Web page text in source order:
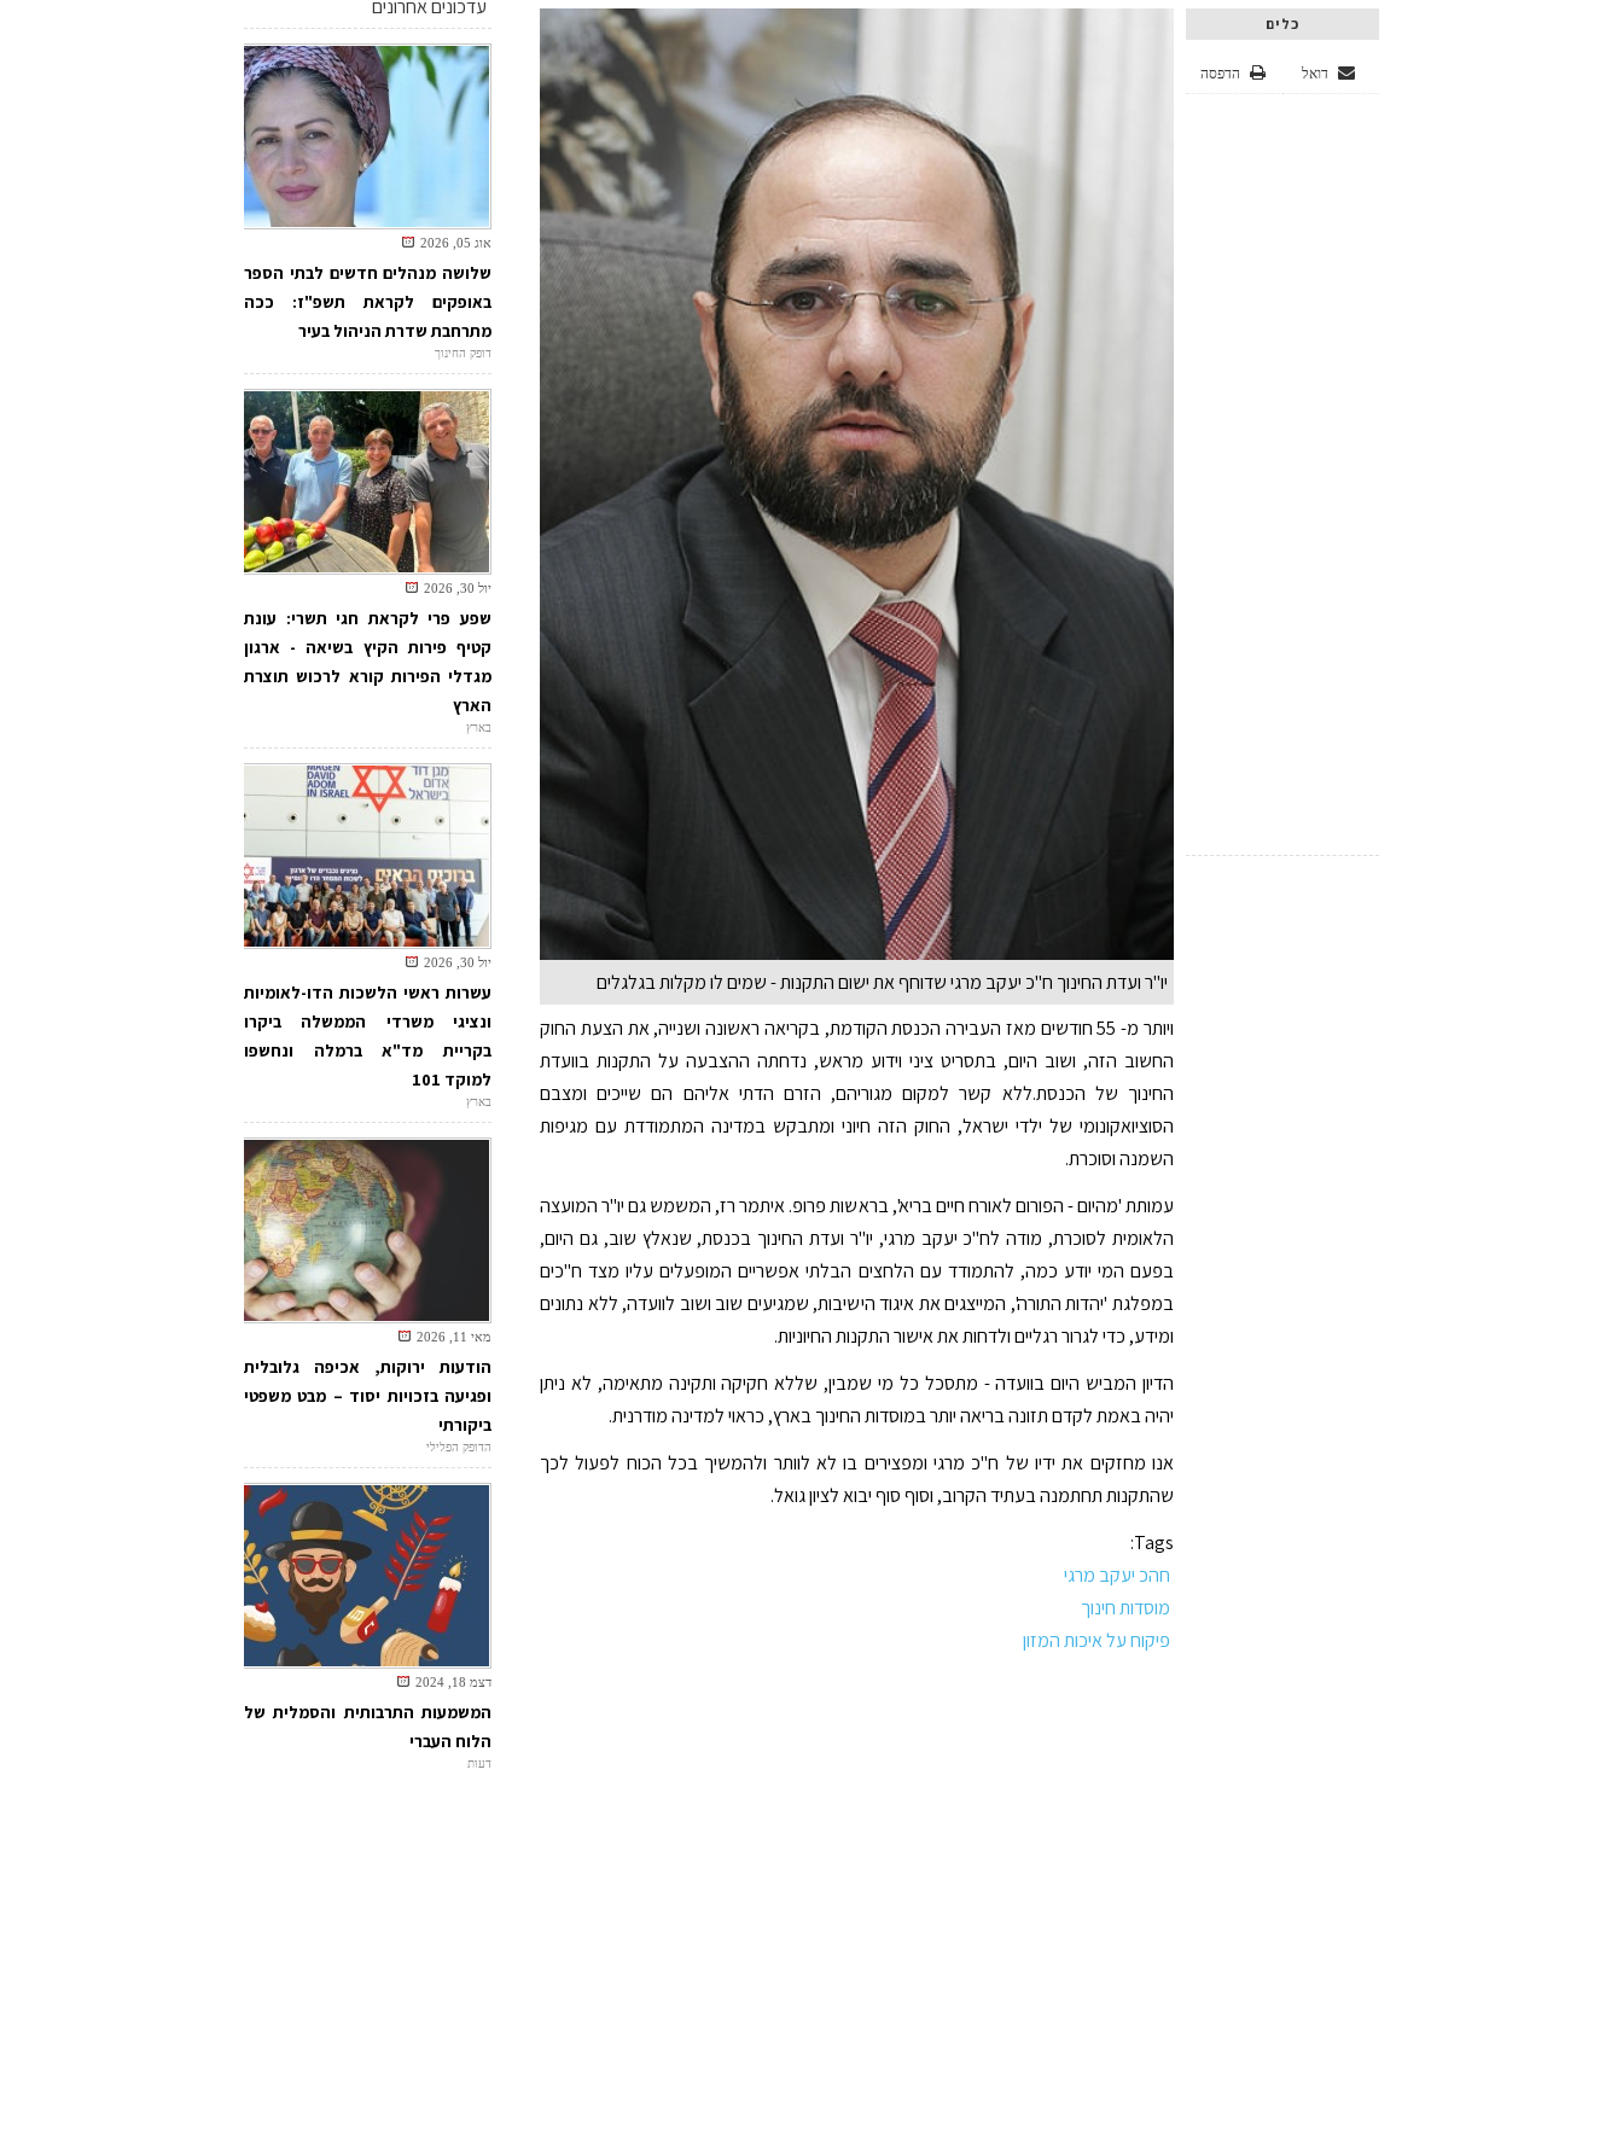
כלים
הדפסה דואל
יו"ר ועדת החינוך ח"כ יעקב מרגי שדוחף את ישום התקנות - שמים לו מקלות בגלגלים
ויותר מ- 55 חודשים מאז העבירה הכנסת הקודמת, בקריאה ראשונה ושנייה, את הצעת החוק
החשוב הזה, ושוב היום, בתסריט ציני וידוע מראש, נדחתה ההצבעה על התקנות בוועדת
החינוך של הכנסת.ללא קשר למקום מגוריהם, הזרם הדתי אליהם הם שייכים ומצבם
הסוציואקונומי של ילדי ישראל, החוק הזה חיוני ומתבקש במדינה המתמודדת עם מגיפות
השמנה וסוכרת.
עמותת 'מהיום - הפורום לאורח חיים בריא', בראשות פרופ. איתמר רז, המשמש גם יו"ר המועצה
הלאומית לסוכרת, מודה לח"כ יעקב מרגי, יו"ר ועדת החינוך בכנסת, שנאלץ שוב, גם היום,
בפעם המי יודע כמה, להתמודד עם הלחצים הבלתי אפשריים המופעלים עליו מצד ח"כים
במפלגת 'יהדות התורה', המייצגים את איגוד הישיבות, שמגיעים שוב ושוב לוועדה, ללא נתונים
ומידע, כדי לגרור רגליים ולדחות את אישור התקנות החיוניות.
הדיון המביש היום בוועדה - מתסכל כל מי שמבין, שללא חקיקה ותקינה מתאימה, לא ניתן
יהיה באמת לקדם תזונה בריאה יותר במוסדות החינוך בארץ, כראוי למדינה מודרנית.
אנו מחזקים את ידיו של ח"כ מרגי ומפצירים בו לא לוותר ולהמשיך בכל הכוח לפעול לכך
שהתקנות תחתמנה בעתיד הקרוב, וסוף סוף יבוא לציון גואל.
Tags:
חהכ יעקב מרגי
מוסדות חינוך
פיקוח על איכות המזון
עדכונים אחרונים
אוג 05, 2026
שלושה מנהלים חדשים לבתי הספר
באופקים לקראת תשפ"ז: ככה
מתרחבת שדרת הניהול בעיר
דופק החינוך
יול 30, 2026
שפע פרי לקראת חגי תשרי: עונת
קטיף פירות הקיץ בשיאה - ארגון
מגדלי הפירות קורא לרכוש תוצרת
הארץ
בארץ
יול 30, 2026
עשרות ראשי הלשכות הדו-לאומיות
ונציגי משרדי הממשלה ביקרו
בקריית מד"א ברמלה ונחשפו
למוקד 101
בארץ
מאי 11, 2026
הודעות ירוקות, אכיפה גלובלית
ופגיעה בזכויות יסוד – מבט משפטי
ביקורתי
הדופק הפלילי
דצמ 18, 2024
המשמעות התרבותית והסמלית של
הלוח העברי
דעות